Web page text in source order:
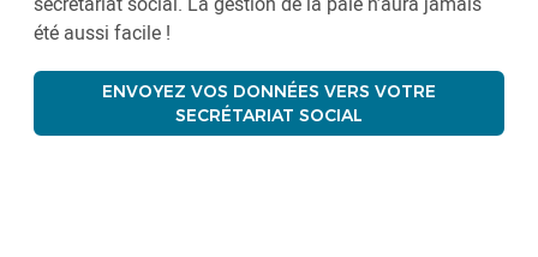
été aussi facile !
ENVOYEZ VOS DONNÉES VERS VOTRE
SECRÉTARIAT SOCIAL